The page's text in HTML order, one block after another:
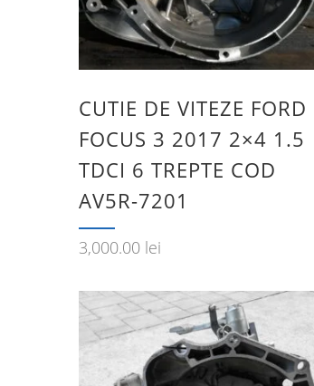
CUTIE DE VITEZE FORD
FOCUS 3 2017 2×4 1.5
TDCI 6 TREPTE COD
AV5R-7201
3,000.00 lei